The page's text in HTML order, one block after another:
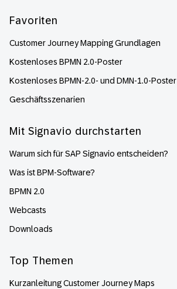
Favoriten
Customer Journey Mapping Grundlagen
Kostenloses BPMN 2.0-Poster
Kostenloses BPMN-2.0- und DMN-1.0-Poster
Geschäftsszenarien
Mit Signavio durchstarten
Warum sich für SAP Signavio entscheiden?
Was ist BPM-Software?
BPMN 2.0
Webcasts
Downloads
Top Themen
Kurzanleitung Customer Journey Maps